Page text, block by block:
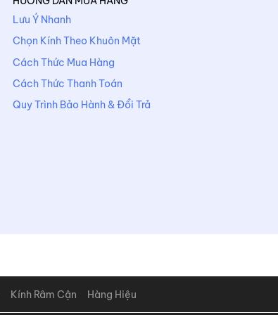
Lưu Ý Nhanh
Chọn Kính Theo Khuôn Mặt
Cách Thức Mua Hàng
Cách Thức Thanh Toán
Quy Trình Bảo Hành & Đổi Trả
Kính Râm Cận Hàng Hiệu